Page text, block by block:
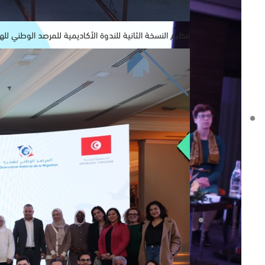
تنظيم النسخة الثانية للندوة الأكاديمية للمرصد الوطني